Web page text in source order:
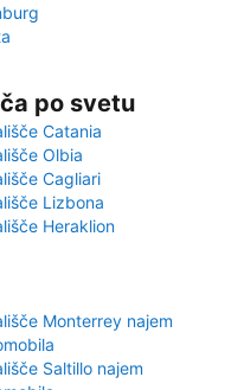
po svetu
Catania
Olbia
Cagliari
Lizbona
Heraklion
Monterrey najem
Saltillo najem